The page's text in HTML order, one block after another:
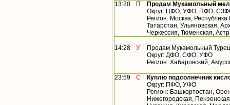
13:20 П
Продам Мукамольный
Округ: ЦФО, УФО, ПФО,
Регион: Москва,
Татарстан, Ульяновская,
Черкессия, Тюменская,
14:28 У
Продам Мукамольный
Округ: ДФО, СФО, УФО
Регион: Хабаровский,
23:59 С
Куплю подсолнечник
Округ: ПФО, УФО
Регион: Башкортостан,
Нижегородская,